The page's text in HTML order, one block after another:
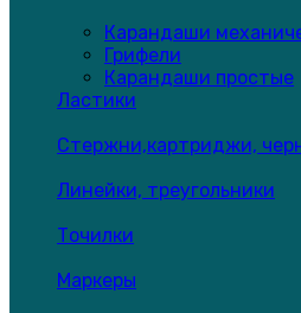
Карандаши
Грифели
Карандаши простые
Ластики
Стержни,картриджи,
Линейки, треугольники
Точилки
Маркеры